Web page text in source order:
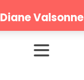
Diane Valsonne